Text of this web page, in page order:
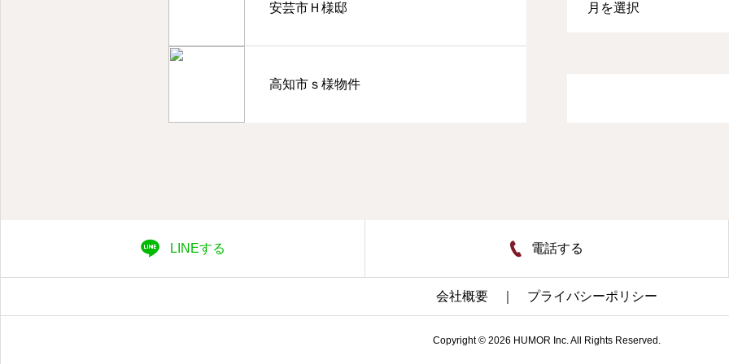
安芸市Ｈ様邸
高知市ｓ様物件
LINEする 電話する
会社概要 プライバシーポリシー
Copyright © 2026 HUMOR Inc. All Rights Reserved.